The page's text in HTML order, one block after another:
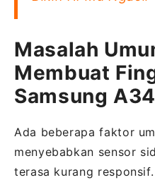
Masalah
Membuat
Samsung
Ada beberapa faktor
menyebabkan sensor
terasa kurang responsif.